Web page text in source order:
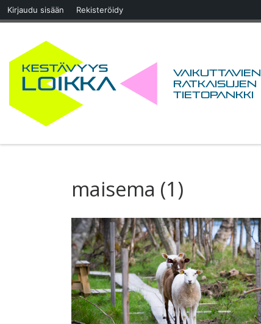
Kirjaudu sisään Rekisteröidy
Skip to content
Vaikuttavien
ratkaisujen
tietopankki
maisema (1)